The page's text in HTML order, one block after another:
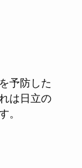
予防した
は日立の
。